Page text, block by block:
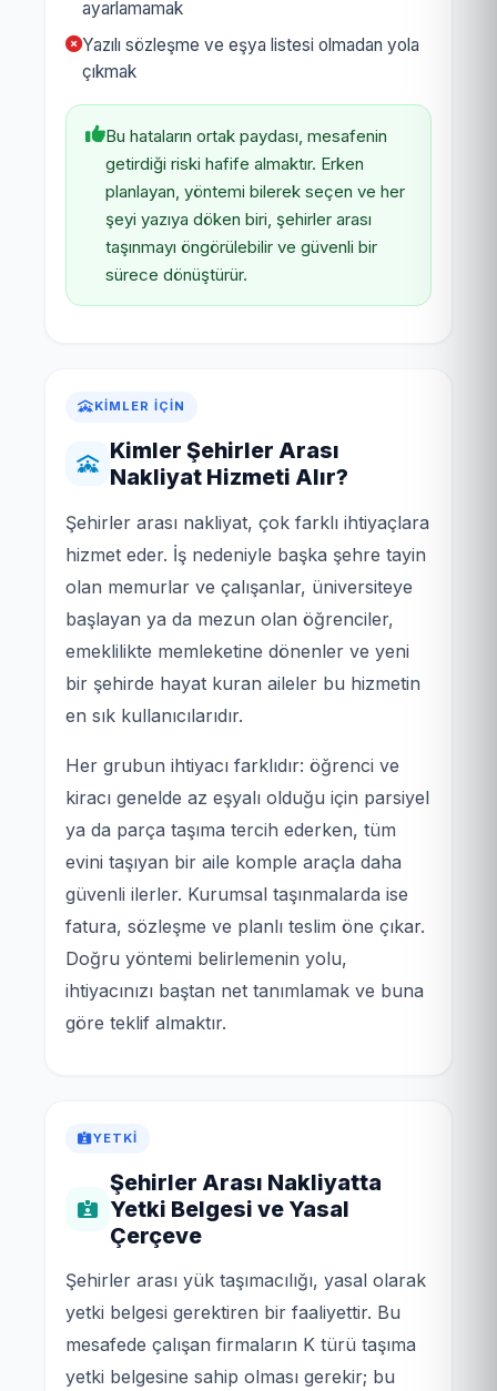
ayarlamamak
Yazılı sözleşme ve eşya listesi olmadan yola
çıkmak
Bu hataların ortak paydası, mesafenin
getirdiği riski hafife almaktır. Erken
planlayan, yöntemi bilerek seçen ve her
şeyi yazıya döken biri, şehirler arası
taşınmayı öngörülebilir ve güvenli bir
sürece dönüştürür.
KIMLER İÇIN
Kimler Şehirler Arası
Nakliyat Hizmeti Alır?
Şehirler arası nakliyat, çok farklı ihtiyaçlara
hizmet eder. İş nedeniyle başka şehre tayin
olan memurlar ve çalışanlar, üniversiteye
başlayan ya da mezun olan öğrenciler,
emeklilikte memleketine dönenler ve yeni
bir şehirde hayat kuran aileler bu hizmetin
en sık kullanıcılarıdır.
Her grubun ihtiyacı farklıdır: öğrenci ve
kiracı genelde az eşyalı olduğu için parsiyel
ya da parça taşıma tercih ederken, tüm
evini taşıyan bir aile komple araçla daha
güvenli ilerler. Kurumsal taşınmalarda ise
fatura, sözleşme ve planlı teslim öne çıkar.
Doğru yöntemi belirlemenin yolu,
ihtiyacınızı baştan net tanımlamak ve buna
göre teklif almaktır.
YETKI
Şehirler Arası Nakliyatta
Yetki Belgesi ve Yasal
Çerçeve
Şehirler arası yük taşımacılığı, yasal olarak
yetki belgesi gerektiren bir faaliyettir. Bu
mesafede çalışan firmaların K türü taşıma
yetki belgesine sahip olması gerekir; bu